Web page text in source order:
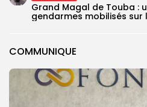
COMMUNIQUE
Grand Magal de Touba :
gendarmes mobilisés sur